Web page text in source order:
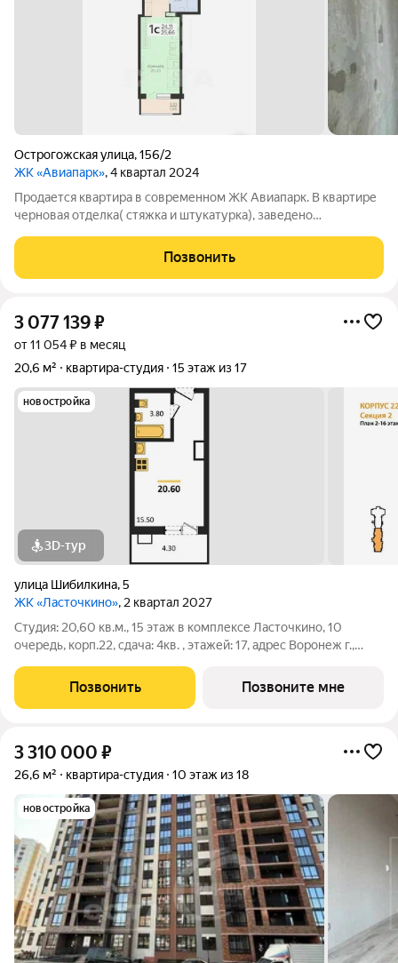
Острогожская улица,156/2
ЖК «Авиапарк», 4 квартал 2024
Продается квартира в современном ЖК Авиапарк. В квартире
черновая отделка( стяжка и штукатурка), заведено
планировка - выделенная зона для гардеробной системы,
также просторная комната в которой легко
Позвонить
3 077 139₽
от 11 054 ₽ в месяц
20,6 м²
квартира-студия 15 этаж из 17
новостройка
3D-тур
улица Шибилкина,5
ЖК «Ласточкино», 2 квартал 2027
Студия: 20,60 кв.м., 15 этаж в комплексе Ласточкино, 10
очередь, корп.22, сдача: 4кв. , этажей: 17, адрес Воронеж г.,
Позвонить Позвоните мне
3 310 000 ₽
26,6 м² квартира-студия 10 этаж из 18
новостройка